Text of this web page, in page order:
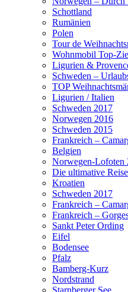
Schottland
Rumänien
Polen
Tour de
Wohnmobil Top-
Ligurien &
Schweden –
TOP
Ligurien / Italien
Schweden 2017
Norwegen 2016
Schweden 2015
Frankreich –
Belgien
Norwegen-Lofoten
Die ultimative
Kroatien
Schweden 2017
Frankreich –
Frankreich –
Sankt Peter Ording
Eifel
Bodensee
Pfalz
Bamberg-Kurz
Nordstrand
Starnberger See